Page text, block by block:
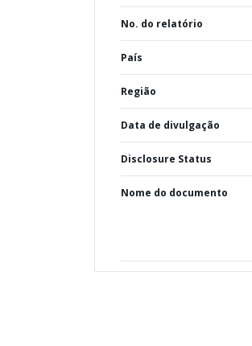
No. do relatório
País
Região
Data de divulgação
Disclosure Status
Nome do documento